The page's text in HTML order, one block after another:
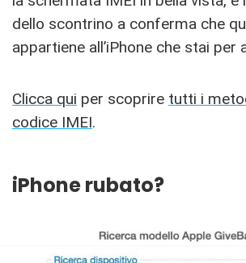
dello scontrino a conferma che
appartiene all’iPhone che stai per
Clicca qui per scoprire tutti i
codice IMEI.
iPhone rubato?